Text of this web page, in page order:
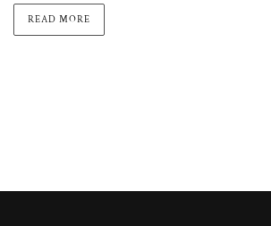
READ MORE